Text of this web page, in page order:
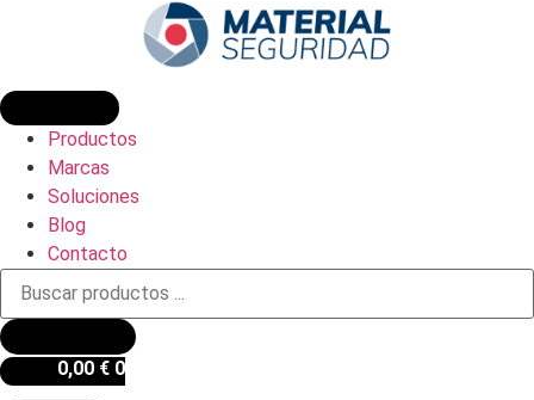
Productos
Marcas
Soluciones
Blog
Contacto
Búsqueda
productos
0,00 € 0